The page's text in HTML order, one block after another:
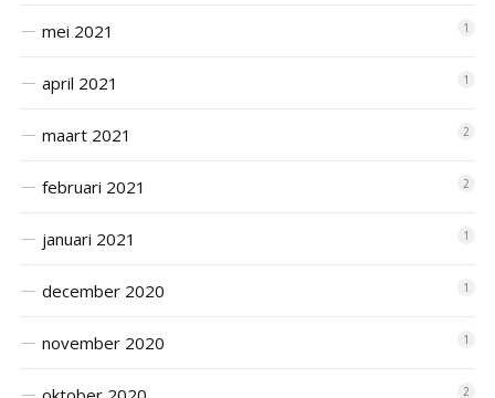
mei 2021 1
april 2021 1
maart 2021 2
februari 2021 2
januari 2021 1
december 2020 1
november 2020 1
2